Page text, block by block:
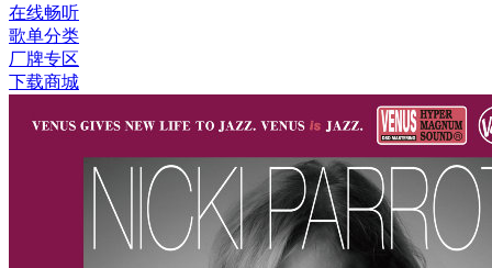
在线畅听
歌单分类
厂牌专区
下载商城